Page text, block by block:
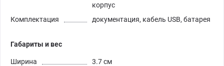
корпус
Комплектация
документация, кабель USB, батарея
Габариты и вес
Ширина
3.7 см